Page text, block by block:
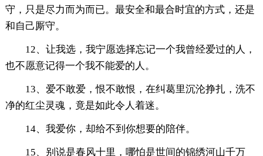
守，只是尽力而为而已。最安全和最合时宜的方式，还是
和自己厮守。
12、让我选，我宁愿选择忘记一个我曾经爱过的人，
也不愿意记得一个我不能爱的人。
13、爱不敢爱，恨不敢恨，在纠葛里沉沦挣扎，洗不
净的红尘灵魂，竟是如此令人着迷。
14、我爱你，却给不到你想要的陪伴。
15、别说是春风十里，哪怕是世间的锦绣河山千万